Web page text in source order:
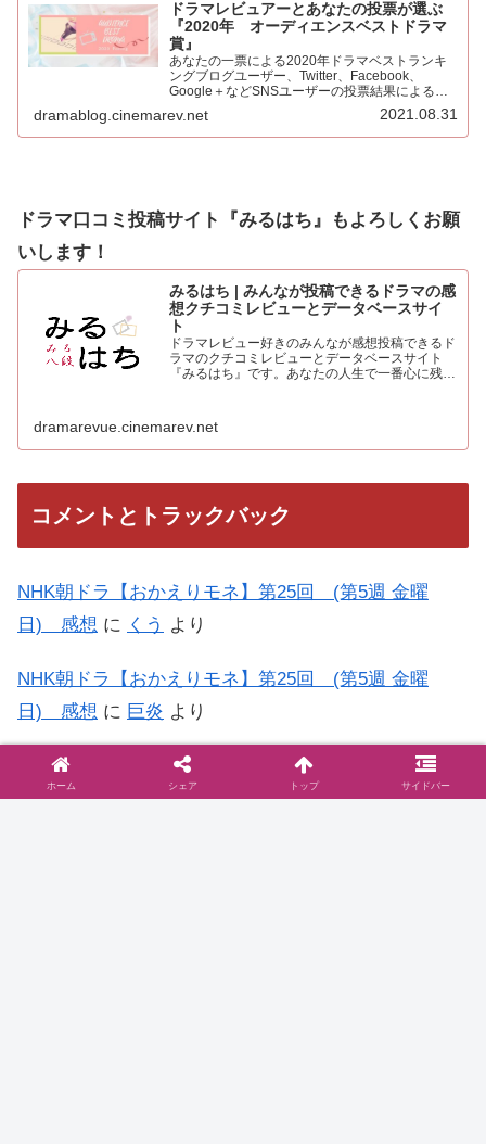
ドラマレビュアーとあなたの投票が選ぶ
『2020年 オーディエンスベストドラマ
賞』
あなたの一票による2020年ドラマベストランキ
ングブログユーザー、Twitter、Facebook、
Google＋などSNSユーザーの投票結果による
2020年ベストドラマ。445票もの投票をいただき
心より感謝申し上げます！！集計の結果を発表…
dramablog.cinemarev.net 2021.08.31
ドラマ口コミ投稿サイト『みるはち』もよろしくお願
いします！
みるはち | みんなが投稿できるドラマの感
想クチコミレビューとデータベースサイ
ト
ドラマレビュー好きのみんなが感想投稿できるド
ラマのクチコミレビューとデータベースサイト
『みるはち』です。あなたの人生で一番心に残っ
dramarevue.cinemarev.net
コメントとトラックバック
NHK朝ドラ【おかえりモネ】第25回 (第5週 金曜
日) 感想 に くう より
NHK朝ドラ【おかえりモネ】第25回 (第5週 金曜
日) 感想 に 巨炎 より
NHK朝ドラ【おかえりモネ】第15回 (第3週 金曜
日) 感想にもう…何がなんだか日記より
ホーム シェア トップ サイドバー